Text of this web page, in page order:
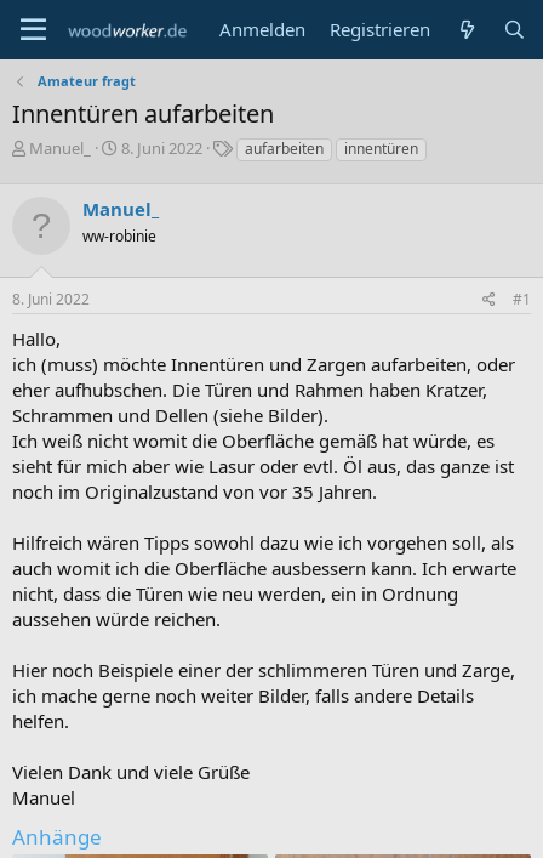
Anmelden Registrieren
Amateur fragt
Innentüren aufarbeiten
E
l
e
Manuel_
E
t
e
l
8. Juni 2022
S
w
e
aufarbeiten innentüren
Manuel_
ww-robinie
8. Juni 2022 #1
Hallo,
ich (muss) möchte Innentüren und Zargen aufarbeiten, oder
eher aufhubschen. Die Türen und Rahmen haben Kratzer,
Schrammen und Dellen (siehe Bilder).
Ich weiß nicht womit die Oberfläche gemäß hat würde, es
sieht für mich aber wie Lasur oder evtl. Öl aus, das ganze ist
noch im Originalzustand von vor 35 Jahren.
Hilfreich wären Tipps sowohl dazu wie ich vorgehen soll, als
auch womit ich die Oberfläche ausbessern kann. Ich erwarte
nicht, dass die Türen wie neu werden, ein in Ordnung
aussehen würde reichen.
Hier noch Beispiele einer der schlimmeren Türen und Zarge,
ich mache gerne noch weiter Bilder, falls andere Details
helfen.
Vielen Dank und viele Grüße
Manuel
Anhänge